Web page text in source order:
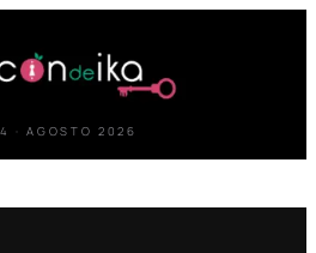
· AGOSTO 2026